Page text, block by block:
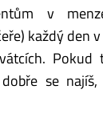
v
každý den
Pokud
se